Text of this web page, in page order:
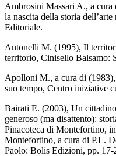
Ambrosini Massari A., a
la nascita della storia
Editoriale.
Antonelli M. (1995), Il
territorio, Cinisello Balsamo:
Apolloni M., a cura di
suo tempo, Centro iniziative
Bairati E. (2003), Un
generoso (ma disattento):
Pinacoteca di Montefortino,
Montefortino, a cura di P.L.
Paolo: Bolis Edizioni, pp. 17-